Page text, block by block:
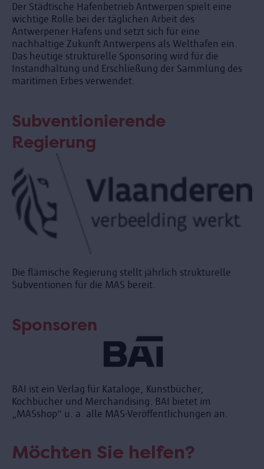
Der Städtische Hafenbetrieb Antwerpen spielt eine
wichtige Rolle bei der täglichen Arbeit des
Antwerpener Hafens und setzt sich für eine
nachhaltige Zukunft Antwerpens als Welthafen ein.
Das heutige strukturelle Sponsoring wird für die
Instandhaltung und Erschließung der Sammlung des
maritimen Erbes verwendet.
Subventionierende
Regierung
Die flämische Regierung stellt jährlich strukturelle
Subventionen für die MAS bereit.
Sponsoren
BAI ist ein Verlag für Kataloge, Kunstbücher,
Kochbücher und Merchandising. BAI bietet im
„MASshop“ u. a. alle MAS-Veröffentlichungen an.
Möchten Sie helfen?